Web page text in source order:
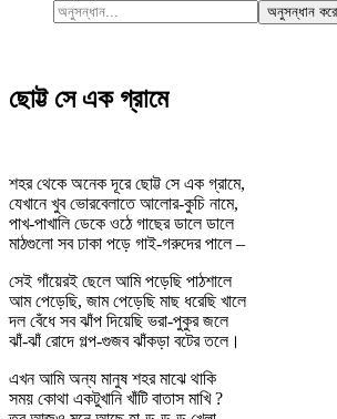
অনুসন্ধান
ছোট্ট সে এক গ্রামে
শহর থেকে অনেক দূরে ছোট্ট সে এক গ্রামে,
যেখানে খুব ভোরবেলাতে আলোর-কুচি নামে,
পাখ-পাখালি ডেকে ওঠে গাছের ডালে ডালে
মাঠগুলো সব ঢাকা পড়ে গাই-গরুদের পালে –
সেই গাঁয়েরই ছেলে আমি পড়েছি পাঠশালে
আম পেড়েছি, জাম পেড়েছি মাছ ধরেছি খালে
দল বেঁধে সব ঝাঁপ দিয়েছি ভরা-পুকুর জলে
ঝাঁ-ঝাঁ রোদে গল্প-গুজব ঝাঁকড়া বটের তলে।
এখন আমি অন্য মানুষ শহর মাঝে থাকি
সময় কোথা একটুখানি খাঁটি বাতাস মাখি ?